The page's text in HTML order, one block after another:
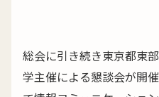
総会に引き続き東京都東
学主催による懇談会が開